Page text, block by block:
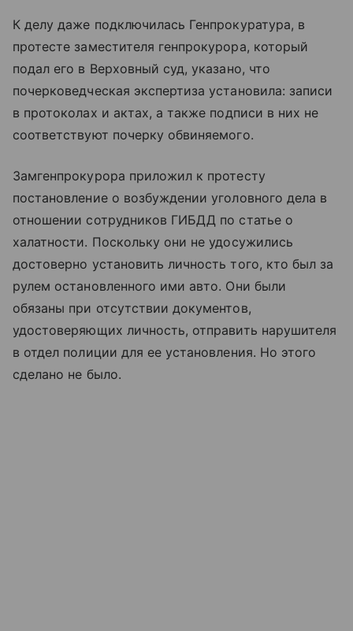
К делу даже подключилась Генпрокуратура, в
протесте заместителя генпрокурора, который
подал его в Верховный суд, указано, что
почерковедческая экспертиза установила: записи
в протоколах и актах, а также подписи в них не
соответствуют почерку обвиняемого.
Замгенпрокурора приложил к протесту
постановление о возбуждении уголовного дела в
отношении сотрудников ГИБДД по статье о
халатности. Поскольку они не удосужились
достоверно установить личность того, кто был за
рулем остановленного ими авто. Они были
обязаны при отсутствии документов,
удостоверяющих личность, отправить нарушителя
в отдел полиции для ее установления. Но этого
сделано не было.